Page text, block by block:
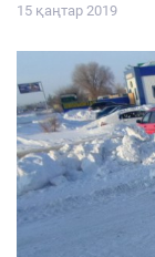
15 қаңтар 2019